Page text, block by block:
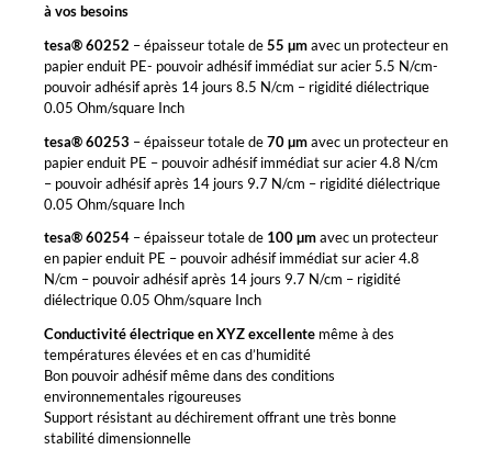
à vos besoins
tesa® 60252 – épaisseur totale de55 µmavec un protecteur en
papier enduit PE- pouvoir adhésif immédiat sur acier 5.5 N/cm-
pouvoir adhésif après 14 jours 8.5 N/cm – rigidité diélectrique
0.05 Ohm/square Inch
tesa® 60253 – épaisseur totale de70µmavec un protecteur en
papier enduit PE – pouvoir adhésif immédiat sur acier 4.8 N/cm
– pouvoir adhésif après 14 jours 9.7 N/cm – rigidité diélectrique
0.05 Ohm/square Inch
tesa® 60254 – épaisseur totale de 100 µmavec un protecteur
en papier enduit PE – pouvoir adhésif immédiat sur acier 4.8
N/cm – pouvoir adhésif après 14 jours 9.7 N/cm – rigidité
diélectrique 0.05 Ohm/square Inch
Conductivité électrique en XYZ excellente même à des
températures élevées et en cas d’humidité
Bon pouvoir adhésif même dans des conditions
environnementales rigoureuses
Support résistant au déchirement offrant une très bonne
stabilité dimensionnelle